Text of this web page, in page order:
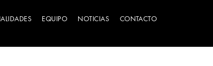
EQUIPO NOTICIAS CONTACTO